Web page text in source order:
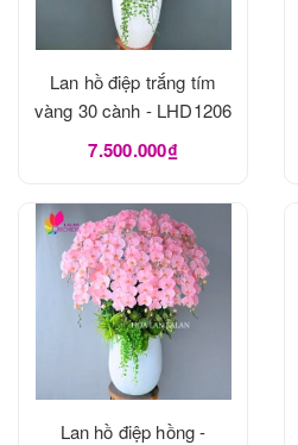
Lan hồ điệp trắng tím
vàng 30 cành - LHD1206
7.500.000₫
Lan hồ điệp hồng -